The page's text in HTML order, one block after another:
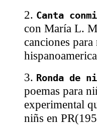
2. Canta
con María L.
canciones
3. Ronda de
poemas para
experimental
niñs en